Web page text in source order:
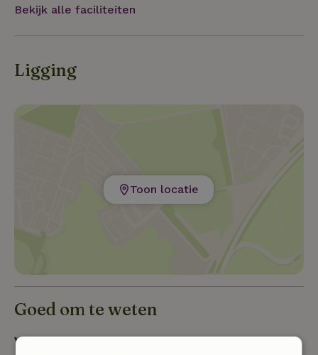
kunst en natuur, in vrij denken en open interactie, in
Bekijk alle faciliteiten
Ligging
Toon locatie
Goed om te weten
Verblijfdetails